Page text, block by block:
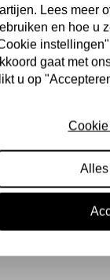
Lees meer
en hoe u
gaat met
u op